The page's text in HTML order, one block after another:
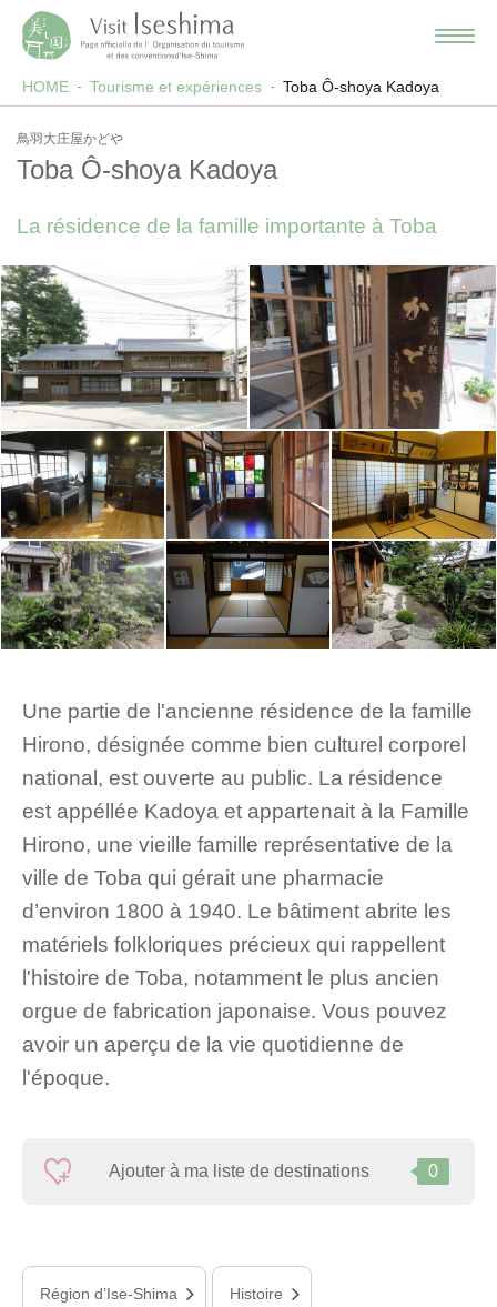
HOME Tourisme et expériences Toba Ô-shoya Kadoya
鳥羽大庄屋かどや
Toba Ô-shoya Kadoya
La résidence de la famille importante à Toba
Une partie de l'ancienne résidence de la famille
Hirono, désignée comme bien culturel corporel
national, est ouverte au public. La résidence
est appéllée Kadoya et appartenait à la Famille
Hirono, une vieille famille représentative de la
ville de Toba qui gérait une pharmacie
d’environ 1800 à 1940. Le bâtiment abrite les
matériels folkloriques précieux qui rappellent
l'histoire de Toba, notamment le plus ancien
orgue de fabrication japonaise. Vous pouvez
avoir un aperçu de la vie quotidienne de
l'époque.
Ajouter à ma liste de destinations 0
Région d’Ise-Shima Histoire